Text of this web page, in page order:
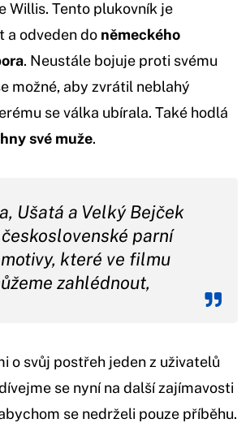
Willis. Tento plukovník je
a odveden do německého
. Neustále bojuje proti svému
možné, aby zvrátil neblahý
se válka ubírala. Také hodlá
své muže.
Ušatá a Velký Bejček
parní
které ve filmu
zahlédnout,
o svůj postřeh jeden z uživatelů
se nyní na další zajímavosti
se nedrželi pouze příběhu.